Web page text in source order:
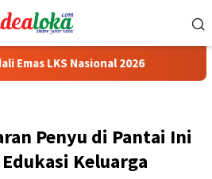
Nasional 2026 Cabai Jadi
Penyu di Pantai Ini
Keluarga